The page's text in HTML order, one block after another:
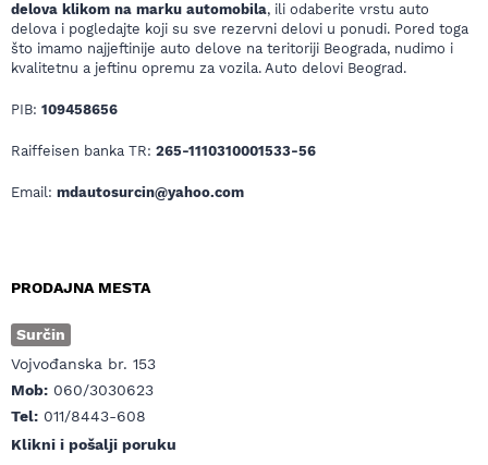
delova klikom na marku automobila, ili odaberite vrstu auto
delova i pogledajte koji su sve rezervni delovi u ponudi. Pored toga
što imamo najjeftinije auto delove na teritoriji Beograda, nudimo i
kvalitetnu a jeftinu opremu za vozila. Auto delovi Beograd.
PIB: 109458656
Raiffeisen banka TR: 265-1110310001533-56
Email: mdautosurcin@yahoo.com
PRODAJNA MESTA
Surčin
Vojvođanska br. 153
Mob: 060/3030623
Tel: 011/8443-608
Klikni i pošalji poruku